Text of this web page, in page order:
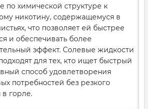
по химической структуре к
никотину, содержащемуся в
что позволяет ей быстрее
и обеспечивать более
эффект. Солевые жидкости
для тех, кто ищет быстрый
способ удовлетворения
потребностей без резкого
горле.